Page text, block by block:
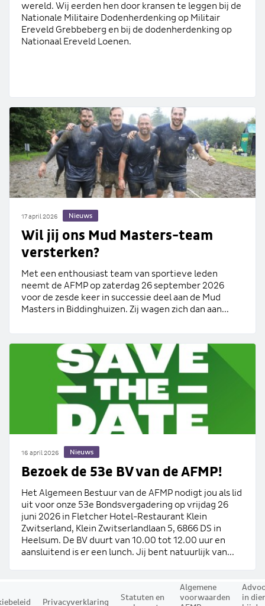
wereld. Wij eerden hen door kransen te leggen bij de
Nationale Militaire Dodenherdenking op Militair
Ereveld Grebbeberg en bij de dodenherdenking op
Nationaal Ereveld Loenen.
17 april 2026 Nieuws
Wil jij ons Mud Masters-team
versterken?
Met een enthousiast team van sportieve leden
neemt de AFMP op zaterdag 26 september 2026
voor de zesde keer in successie deel aan de Mud
Masters in Biddinghuizen. Zij wagen zich dan aan...
16 april 2026 Nieuws
Bezoek de 53e BV van de AFMP!
Het Algemeen Bestuur van de AFMP nodigt jou als lid
uit voor onze 53e Bondsvergadering op vrijdag 26
juni 2026 in Fletcher Hotel-Restaurant Klein
Zwitserland, Klein Zwitserlandlaan 5, 6866 DS in
Heelsum. De BV duurt van 10.00 tot 12.00 uur en
aansluitend is er een lunch. Jij bent natuurlijk van...
Privacyverklaring
Statuten en
Algemene
voorwaarden
in